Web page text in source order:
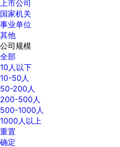
上市公司
国家机关
事业单位
其他
公司规模
全部
10人以下
10-50人
50-200人
200-500人
500-1000人
1000人以上
重置
确定